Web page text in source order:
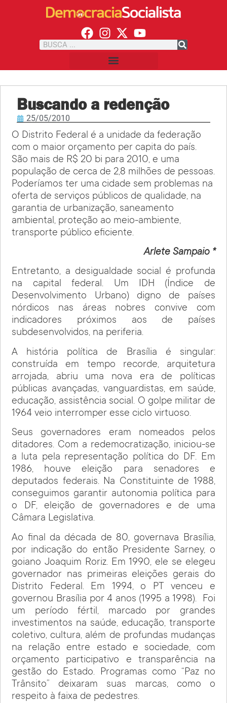
Buscando a redenção
25/05/2010
O Distrito Federal é a unidade da federação
com o maior orçamento per capita do país.
São mais de R$ 20 bi para 2010, e uma
população de cerca de 2,8 milhões de pessoas.
Poderíamos ter uma cidade sem problemas na
oferta de serviços públicos de qualidade, na
garantia de urbanização, saneamento
ambiental, proteção ao meio-ambiente,
transporte público eficiente.
Arlete Sampaio *
Entretanto, a desigualdade social é profunda
na capital federal. Um IDH (Índice de
Desenvolvimento Urbano) digno de países
nórdicos nas áreas nobres convive com
indicadores próximos aos de países
subdesenvolvidos, na periferia.
A história política de Brasília é singular:
construída em tempo recorde, arquitetura
arrojada, abriu uma nova era de políticas
públicas avançadas, vanguardistas, em saúde,
educação, assistência social. O golpe militar de
1964 veio interromper esse ciclo virtuoso.
Seus governadores eram nomeados pelos
ditadores. Com a redemocratização, iniciou-se
a luta pela representação política do DF. Em
1986, houve eleição para senadores e
deputados federais. Na Constituinte de 1988,
conseguimos garantir autonomia política para
o DF, eleição de governadores e de uma
Câmara Legislativa.
Ao final da década de 80, governava Brasília,
por indicação do então Presidente Sarney, o
goiano Joaquim Roriz. Em 1990, ele se elegeu
governador nas primeiras eleições gerais do
Distrito Federal. Em 1994, o PT venceu e
governou Brasília por 4 anos (1995 a 1998). Foi
um período fértil, marcado por grandes
investimentos na saúde, educação, transporte
coletivo, cultura, além de profundas mudanças
na relação entre estado e sociedade, com
orçamento participativo e transparência na
gestão do Estado. Programas como “Paz no
Trânsito” deixaram suas marcas, como o
respeito à faixa de pedestres.